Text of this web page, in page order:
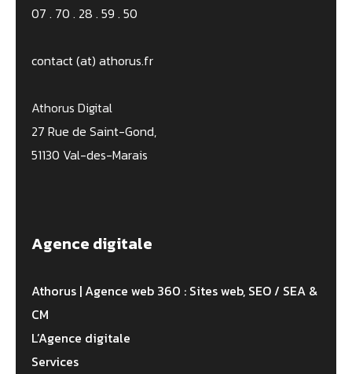
07 . 70 . 28 . 59 . 50
contact (at) athorus.fr
Athorus Digital
27 Rue de Saint-Gond,
51130 Val-des-Marais
Agence digitale
Athorus | Agence web 360 : Sites web, SEO / SEA &
CM
L’Agence digitale
Services